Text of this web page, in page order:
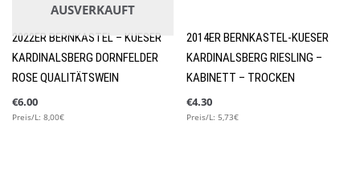
AUSVERKAUFT
2022ER BERNKASTEL – KUESER
KARDINALSBERG DORNFELDER
ROSE QUALITÄTSWEIN
€6.00
Preis/L: 8,00€
2014ER BERNKASTEL-KUESER
KARDINALSBERG RIESLING –
KABINETT – TROCKEN
€4.30
Preis/L: 5,73€